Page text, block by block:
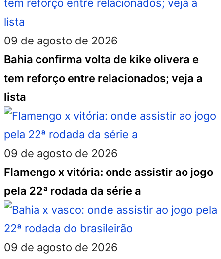
09 de agosto de 2026
Bahia confirma volta de kike olivera e
tem reforço entre relacionados; veja a
lista
09 de agosto de 2026
Flamengo x vitória: onde assistir ao jogo
pela 22ª rodada da série a
09 de agosto de 2026